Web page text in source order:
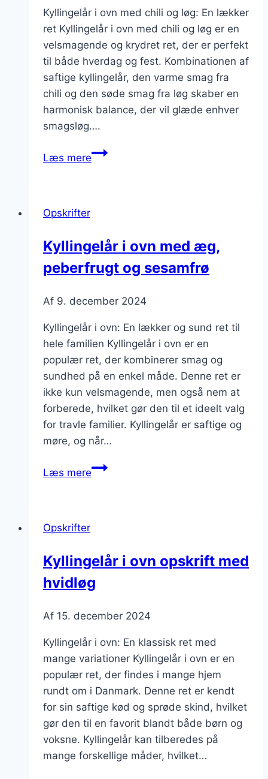
Kyllingelår i ovn med chili og løg: En lækker
ret Kyllingelår i ovn med chili og løg er en
velsmagende og krydret ret, der er perfekt
til både hverdag og fest. Kombinationen af
saftige kyllingelår, den varme smag fra
chili og den søde smag fra løg skaber en
harmonisk balance, der vil glæde enhver
smagsløg….
Læs mereKyllingelår
løg
Opskrifter
Kyllingelår i ovn med æg,
peberfrugt og sesamfrø
Af 9. december 2024
Kyllingelår i ovn: En lækker og sund ret til
hele familien Kyllingelår i ovn er en
populær ret, der kombinerer smag og
sundhed på en enkel måde. Denne ret er
ikke kun velsmagende, men også nem at
forberede, hvilket gør den til et ideelt valg
for travle familier. Kyllingelår er saftige og
møre, og når…
Læs mereKyllingelår
og
sesamfrø
Opskrifter
Kyllingelår i ovn opskrift med
hvidløg
Af 15. december 2024
Kyllingelår i ovn: En klassisk ret med
mange variationer Kyllingelår i ovn er en
populær ret, der findes i mange hjem
rundt om i Danmark. Denne ret er kendt
for sin saftige kød og sprøde skind, hvilket
gør den til en favorit blandt både børn og
voksne. Kyllingelår kan tilberedes på
mange forskellige måder, hvilket…